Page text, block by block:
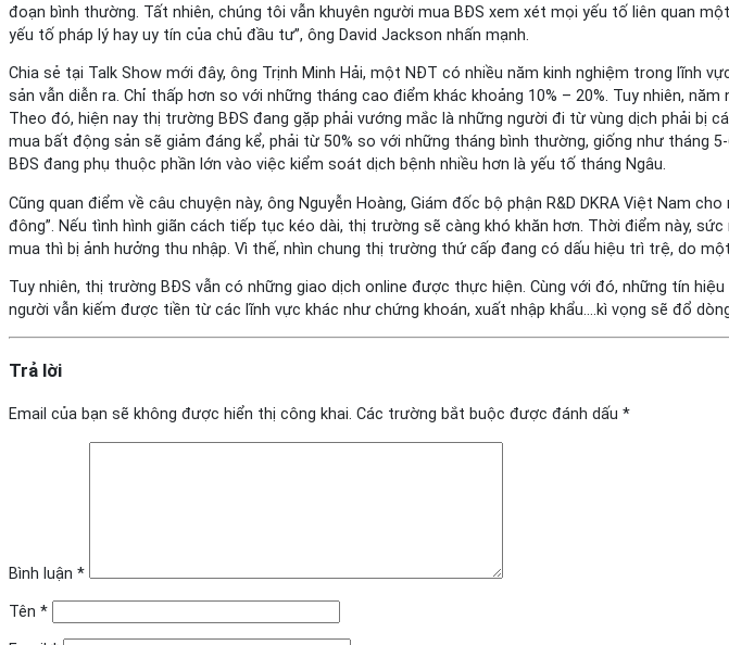
đoạn bình thường. Tất nhiên, chúng tôi vẫn khuyên người mua BĐS xem xét mọi yếu tố liên quan
yếu tố pháp lý hay uy tín của chủ đầu tư”, ông David Jackson nhấn mạnh.
Chia sẻ tại Talk Show mới đây, ông Trịnh Minh Hải, một NĐT có nhiều năm kinh nghiệm trong lĩnh
sản vẫn diễn ra. Chỉ thấp hơn so với những tháng cao điểm khác khoảng 10% – 20%. Tuy nhiên,
Theo đó, hiện nay thị trường BĐS đang gặp phải vướng mắc là những người đi từ vùng dịch phải bị
mua bất động sản sẽ giảm đáng kể, phải từ 50% so với những tháng bình thường, giống như
BĐS đang phụ thuộc phần lớn vào việc kiểm soát dịch bệnh nhiều hơn là yếu tố tháng Ngâu.
Cũng quan điểm về câu chuyện này, ông Nguyễn Hoàng, Giám đốc bộ phận R&D DKRA Việt Nam
đông”. Nếu tình hình giãn cách tiếp tục kéo dài, thị trường sẽ càng khó khăn hơn. Thời điểm này,
mua thì bị ảnh hưởng thu nhập. Vì thế, nhìn chung thị trường thứ cấp đang có dấu hiệu trì trệ, do
Tuy nhiên, thị trường BĐS vẫn có những giao dịch online được thực hiện. Cùng với đó, những tín
người vẫn kiếm được tiền từ các lĩnh vực khác như chứng khoán, xuất nhập khẩu….kì vọng sẽ đổ
Trả lời
Email của bạn sẽ không được hiển thị công khai. Các trường bắt buộc được đánh dấu *
Bình luận *
Tên *